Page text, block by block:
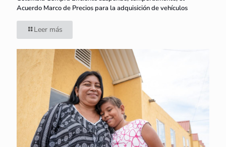
Acuerdo Marco de Precios para la adquisición de vehículos
Leer más